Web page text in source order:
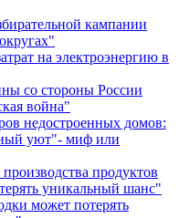
кампании
на электроэнергию в
со стороны России
война"
недостроенных домов:
уют"- миф или
продуктов
уникальный шанс"
может потерять